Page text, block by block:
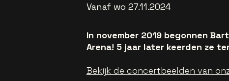
Vanaf wo 27.11.2024
In november 2019 begonnen
Arena! 5 jaar later keerden ze
Bekijk de concertbeelden van